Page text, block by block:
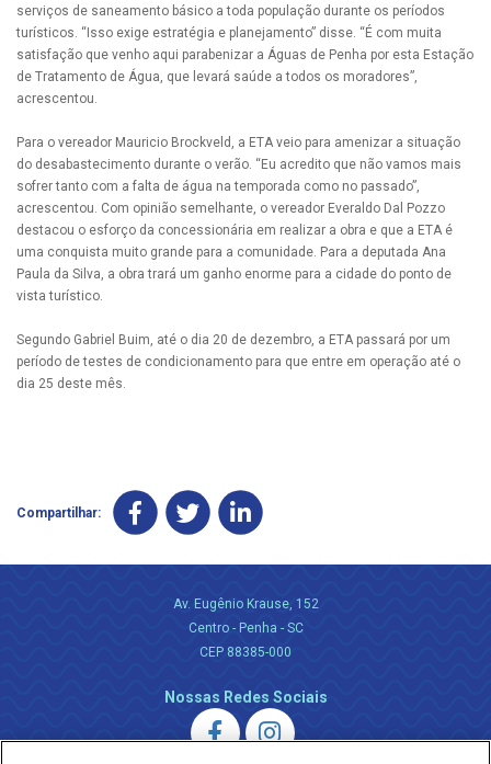
serviços de saneamento básico a toda população durante os períodos
turísticos. “Isso exige estratégia e planejamento” disse. “É com muita
satisfação que venho aqui parabenizar a Águas de Penha por esta Estação
de Tratamento de Água, que levará saúde a todos os moradores”,
acrescentou.
Para o vereador Mauricio Brockveld, a ETA veio para amenizar a situação
do desabastecimento durante o verão. “Eu acredito que não vamos mais
sofrer tanto com a falta de água na temporada como no passado”,
acrescentou. Com opinião semelhante, o vereador Everaldo Dal Pozzo
destacou o esforço da concessionária em realizar a obra e que a ETA é
uma conquista muito grande para a comunidade. Para a deputada Ana
Paula da Silva, a obra trará um ganho enorme para a cidade do ponto de
vista turístico.
Segundo Gabriel Buim, até o dia 20 de dezembro, a ETA passará por um
período de testes de condicionamento para que entre em operação até o
dia 25 deste mês.
Compartilhar:
Av. Eugênio Krause, 152
Centro - Penha - SC
CEP 88385-000
Nossas Redes Sociais